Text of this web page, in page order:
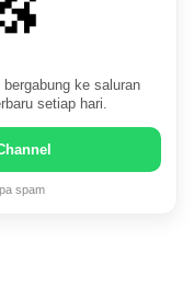
ke saluran
setiap hari.
spam